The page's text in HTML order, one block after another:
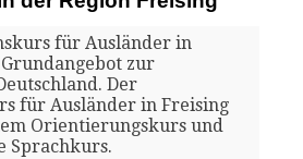
für Ausländer in
zur
Der
für Ausländer in Freising
Orientierungskurs und
Sprachkurs.